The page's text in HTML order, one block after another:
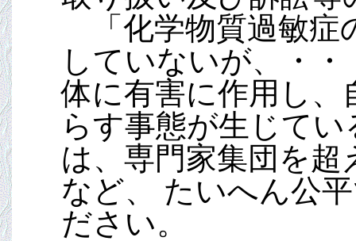
「化学物質過敏症
していないが、・
体に有害に作用し、
らす事態が生じて
は、専門家集団を
など、 たいへん公
ださい。